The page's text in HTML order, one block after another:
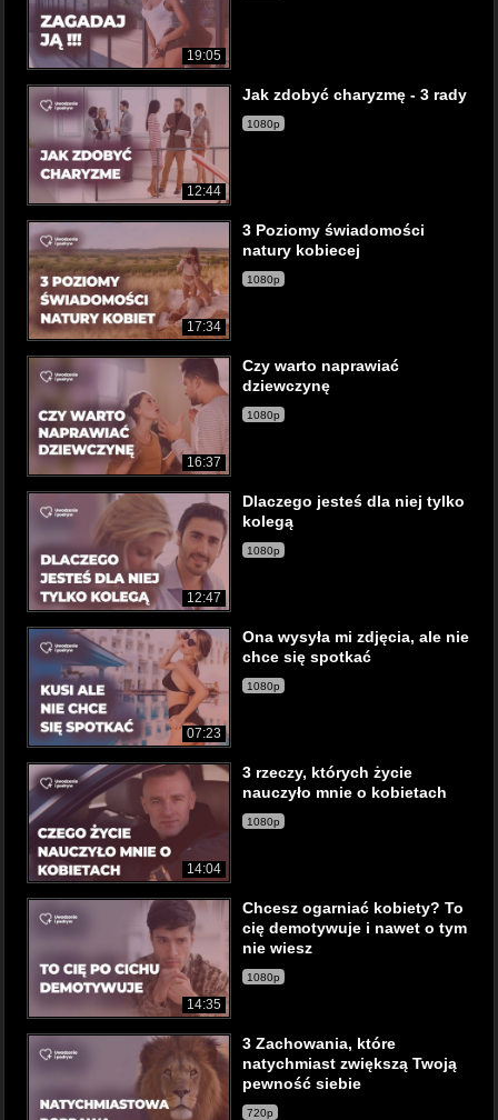
19:05
12:44
Jak zdobyć charyzmę - 3 rady
1080p
17:34
3 Poziomy świadomości
natury kobiecej
1080p
16:37
Czy warto naprawiać
dziewczynę
1080p
12:47
Dlaczego jesteś dla niej tylko
kolegą
1080p
07:23
Ona wysyła mi zdjęcia, ale nie
chce się spotkać
1080p
14:04
3 rzeczy, których życie
nauczyło mnie o kobietach
1080p
14:35
Chcesz ogarniać kobiety? To
cię demotywuje i nawet o tym
nie wiesz
1080p
3 Zachowania, które
natychmiast zwiększą Twoją
pewność siebie
720p